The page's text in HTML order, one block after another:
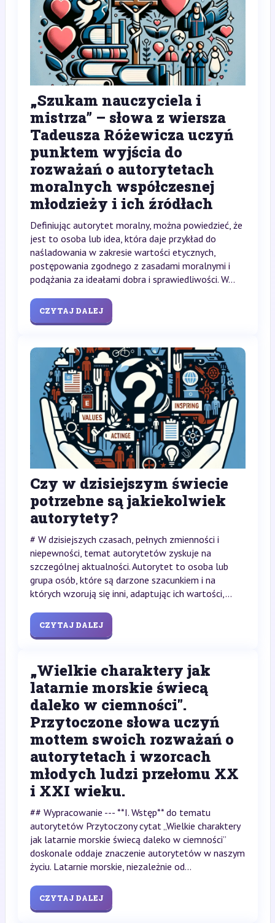
„Szukam nauczyciela i
mistrza” – słowa z wiersza
Tadeusza Różewicza uczyń
punktem wyjścia do
rozważań o autorytetach
moralnych współczesnej
młodzieży i ich źródłach
Definiując autorytet moralny, można powiedzieć, że
jest to osoba lub idea, która daje przykład do
naśladowania w zakresie wartości etycznych,
postępowania zgodnego z zasadami moralnymi i
podążania za ideałami dobra i sprawiedliwości. W...
CZYTAJ DALEJ
Czy w dzisiejszym świecie
potrzebne są jakiekolwiek
autorytety?
# W dzisiejszych czasach, pełnych zmienności i
niepewności, temat autorytetów zyskuje na
szczególnej aktualności. Autorytet to osoba lub
grupa osób, które są darzone szacunkiem i na
których wzorują się inni, adaptując ich wartości,...
CZYTAJ DALEJ
„Wielkie charaktery jak
latarnie morskie świecą
daleko w ciemności".
Przytoczone słowa uczyń
mottem swoich rozważań o
autorytetach i wzorcach
młodych ludzi przełomu XX
i XXI wieku.
## Wypracowanie --- **I. Wstęp** do tematu
autorytetów Przytoczony cytat „Wielkie charaktery
jak latarnie morskie świecą daleko w ciemności”
doskonale oddaje znaczenie autorytetów w naszym
życiu. Latarnie morskie, niezależnie od...
CZYTAJ DALEJ